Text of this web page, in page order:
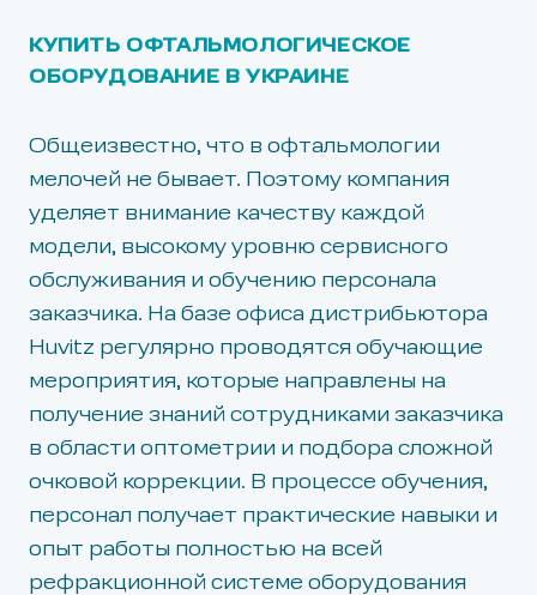
КУПИТЬ ОФТАЛЬМОЛОГИЧЕСКОЕ
ОБОРУДОВАНИЕ В УКРАИНЕ
Общеизвестно, что в офтальмологии
мелочей не бывает. Поэтому компания
уделяет внимание качеству каждой
модели, высокому уровню сервисного
обслуживания и обучению персонала
заказчика. На базе офиса дистрибьютора
Huvitz регулярно проводятся обучающие
мероприятия, которые направлены на
получение знаний сотрудниками заказчика
в области оптометрии и подбора сложной
очковой коррекции. В процессе обучения,
персонал получает практические навыки и
опыт работы полностью на всей
рефракционной системе оборудования